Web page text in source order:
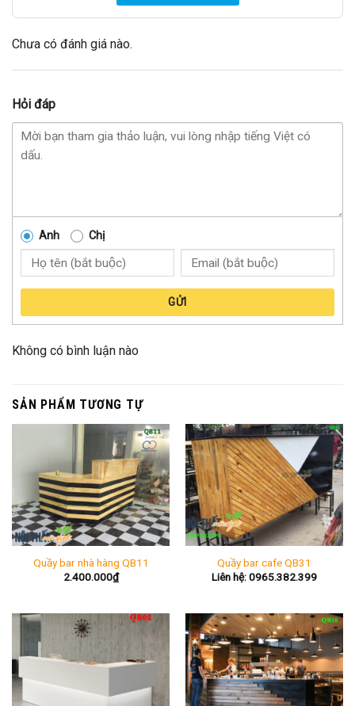
Chưa có đánh giá nào.
Hỏi đáp
Anh Chị
GỬI
Không có bình luận nào
SẢN PHẨM TƯƠNG TỰ
Quầy bar nhà hàng QB11
2.400.000₫
Quầy bar cafe QB31
Liên hệ: 0965.382.399